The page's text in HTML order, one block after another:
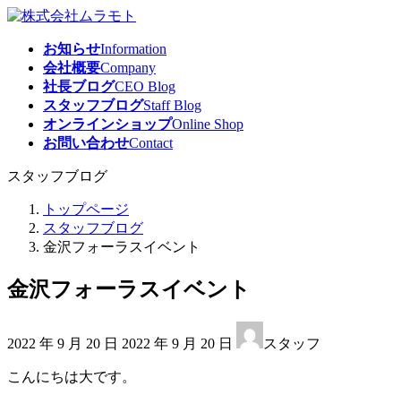
コ
プ
ナ
動
お知らせInformation
会社概要Company
社長ブログCEO Blog
スタッフブログStaff Blog
オンラインショップOnline Shop
お問い合わせContact
スタッフブログ
トップページ
スタッフブログ
金沢フォーラスイベント
金沢フォーラスイベント
2022 年 9 月 20 日 終
新
2022 年 9 月 20 日 スタッフ
こんにちは大です。